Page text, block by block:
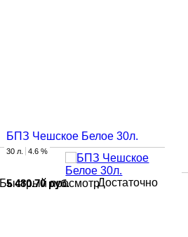
БПЗ Чешское Белое 30л.
Быстрый просмотр
30 л. 4.6 %
5 480.70 руб. Достаточно